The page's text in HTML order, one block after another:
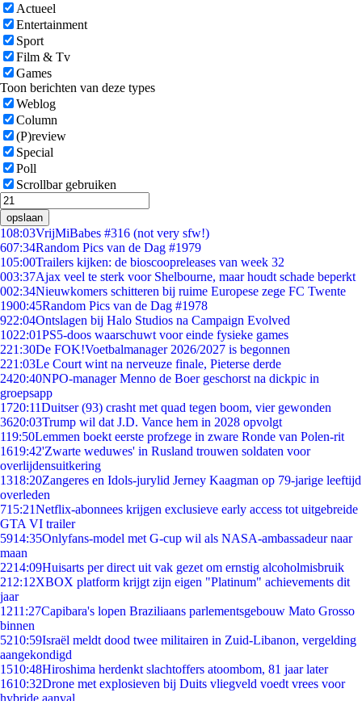
Actueel
Entertainment
Sport
Film & Tv
Games
Toon berichten van deze types
Weblog
Column
(P)review
Special
Poll
Scrollbar gebruiken
opslaan
108:03VrijMiBabes #316 (not very sfw!)
607:34Random Pics van de Dag #1979
105:00Trailers kijken: de bioscoopreleases van week 32
003:37Ajax veel te sterk voor Shelbourne, maar houdt schade beperkt
002:34Nieuwkomers schitteren bij ruime Europese zege FC Twente
1900:45Random Pics van de Dag #1978
922:04Ontslagen bij Halo Studios na Campaign Evolved
1022:01PS5-doos waarschuwt voor einde fysieke games
221:30De FOK!Voetbalmanager 2026/2027 is begonnen
221:03Le Court wint na nerveuze finale, Pieterse derde
2420:40NPO-manager Menno de Boer geschorst na dickpic in
groepsapp
1720:11Duitser (93) crasht met quad tegen boom, vier gewonden
3620:03Trump wil dat J.D. Vance hem in 2028 opvolgt
119:50Lemmen boekt eerste profzege in zware Ronde van Polen-rit
1619:42'Zwarte weduwes' in Rusland trouwen soldaten voor
overlijdensuitkering
1318:20Zangeres en Idols-jurylid Jerney Kaagman op 79-jarige leeftijd
overleden
715:21Netflix-abonnees krijgen exclusieve early access tot uitgebreide
GTA VI trailer
5914:35Onlyfans-model met G-cup wil als NASA-ambassadeur naar
maan
2214:09Huisarts per direct uit vak gezet om ernstig alcoholmisbruik
212:12XBOX platform krijgt zijn eigen "Platinum" achievements dit
jaar
1211:27Capibara's lopen Braziliaans parlementsgebouw Mato Grosso
binnen
5210:59Israël meldt dood twee militairen in Zuid-Libanon, vergelding
aangekondigd
1510:48Hiroshima herdenkt slachtoffers atoombom, 81 jaar later
1610:32Drone met explosieven bij Duits vliegveld voedt vrees voor
hybride aanval